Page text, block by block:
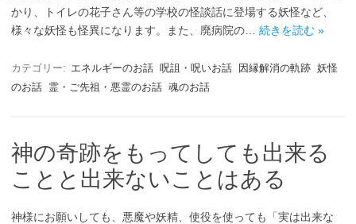
かり、トイレの花子さん等の学校の怪談話に登場する妖怪など、
様々な妖怪も怪異になります。また、廃病院の… 続きを読む »
カテゴリー: エネルギーのお話 呪詛・呪いお話 因縁解消の軌跡 妖怪
のお話 霊・ご先祖・悪霊のお話 魂のお話
神の奇跡をもってしても出来る
ことと出来ないことはある
神様にお願いしても、悪魔や妖精、使役を使っても「実は出来な